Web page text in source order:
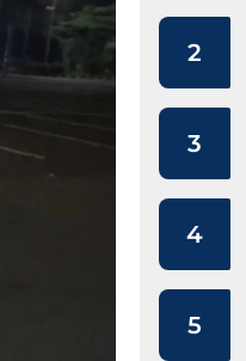
2
3
4
5